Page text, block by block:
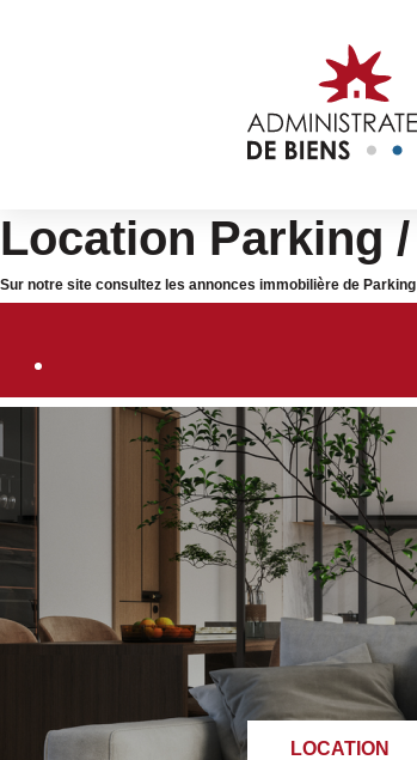
Location Parking
Sur notre site consultez les annonces immobilière de
LOCATION